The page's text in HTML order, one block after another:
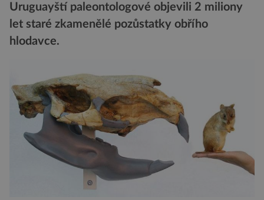
Uruguayští paleontologové objevili 2 miliony
let staré zkamenělé pozůstatky obřího
hlodavce.